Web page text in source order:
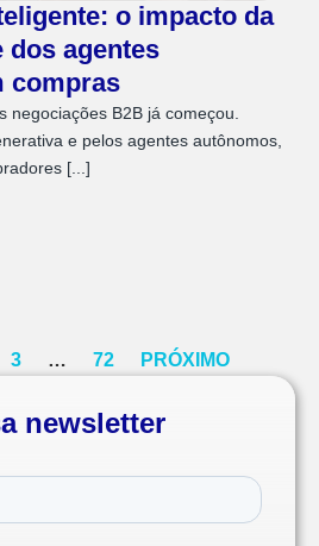
o impacto da
dos agentes
compras
negociações B2B já começou.
e pelos agentes autônomos,
[...]
3 … 72 PRÓXIMO
newsletter